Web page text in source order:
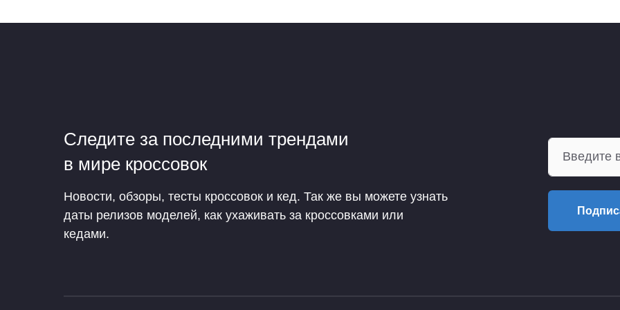
Следите за последними трендами
в мире кроссовок
Новости, обзоры, тесты кроссовок и кед. Так же вы можете узнать
даты релизов моделей, как ухаживать за кроссовками или
кедами.